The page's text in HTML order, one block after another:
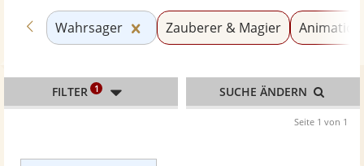
Zurück zu «Show Künstler»
Wahrsager Kategorie «Wahrsager»
Zauberer & Magier
FILTER 1 SUCHE ÄNDERN
Seite 1 von 1